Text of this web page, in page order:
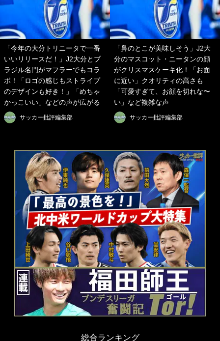
「今年の大分トリニータで一番
いいリリースだ！」J2大分とブ
ラジル名門がマフラーでもコラ
ボ！「ロゴの感じもストライプ
のデザインも好き！」「めちゃ
かっこいい」などの声が広がる
サッカー批評編集部
「鼻のとこが美味しそう」J2大
分のマスコット・ニータンの顔
がクリスマスケーキ化！「お面
に近い」クオリティの高さも
「可愛すぎて、お顔を切れな〜
い」など複雑な声
サッカー批評編集部
総合ランキング